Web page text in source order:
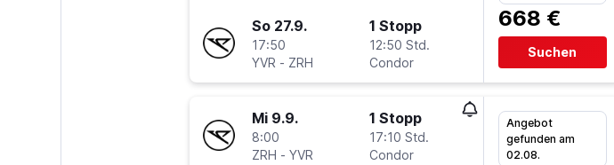
So 27.9.
17:50
YVR - ZRH
1 Stopp
12:50 Std.
Condor
668 €
Suchen
Mi 9.9.
8:00
ZRH - YVR
1 Stopp
17:10 Std.
Condor
Angebot
gefunden am
02.08.